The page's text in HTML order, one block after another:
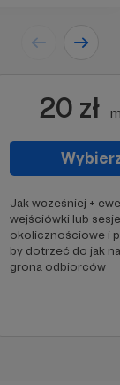
20 zł
Jak wcześniej +
wejściówki lub sesje
okolicznościowe i
by dotrzeć do jak
grona odbiorców